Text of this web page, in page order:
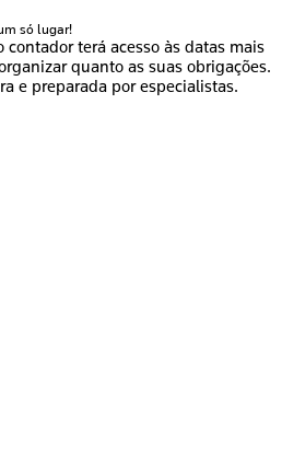
só lugar!
contador terá acesso às datas mais
quanto as suas obrigações.
e preparada por especialistas.